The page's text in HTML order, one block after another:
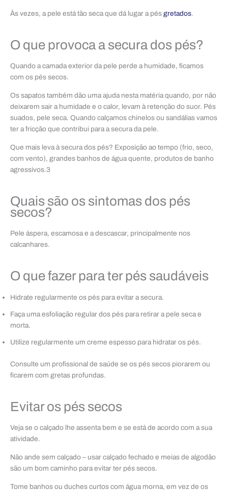
Às vezes, a pele está tão seca que dá lugar a pés gretados.
O que provoca a secura dos pés?
Quando a camada exterior da pele perde a humidade, ficamos
com os pés secos.
Os sapatos também dão uma ajuda nesta matéria quando, por não
deixarem sair a humidade e o calor, levam à retenção do suor. Pés
suados, pele seca. Quando calçamos chinelos ou sandálias vamos
ter a fricção que contribui para a secura da pele.
Que mais leva à secura dos pés? Exposição ao tempo (frio, seco,
com vento), grandes banhos de água quente, produtos de banho
agressivos.3
Quais são os sintomas dos pés
secos?
Pele áspera, escamosa e a descascar, principalmente nos
calcanhares.
O que fazer para ter pés saudáveis
Hidrate regularmente os pés para evitar a secura.
Faça uma esfoliação regular dos pés para retirar a pele seca e
morta.
Utilize regularmente um creme espesso para hidratar os pés.
Consulte um profissional de saúde se os pés secos piorarem ou
ficarem com gretas profundas.
Evitar os pés secos
Veja se o calçado lhe assenta bem e se está de acordo com a sua
atividade.
Não ande sem calçado – usar calçado fechado e meias de algodão
são um bom caminho para evitar ter pés secos.
Tome banhos ou duches curtos com água morna, em vez de os